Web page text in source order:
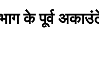
के पूर्व